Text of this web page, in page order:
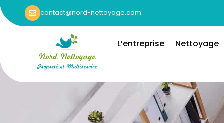
contact@nord-nettoyage.com
L’entreprise Nettoyage